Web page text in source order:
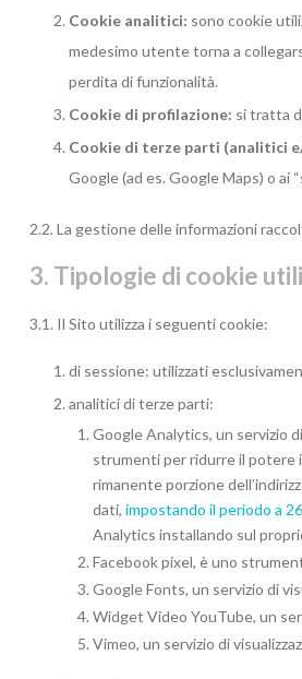
Cookie analitici: sono cookie
medesimo utente torna a
perdita di funzionalità.
Cookie di profilazione: ​si tratta
Cookie di terze parti (analitici
Google (ad es. Google Maps) o ai
2.2. La gestione delle informazioni
3. Tipologie di cookie
3.1. Il Sito utilizza i seguenti cookie:
di sessione: utilizzati
analitici di terze parti:
Google Analytics, un servizio
strumenti per ridurre il potere
rimanente porzione
dati, impostando il periodo a
Analytics installando sul
Facebook pixel, è uno
Google Fonts, un servizio di
Widget Video YouTube, un
Vimeo, un servizio di